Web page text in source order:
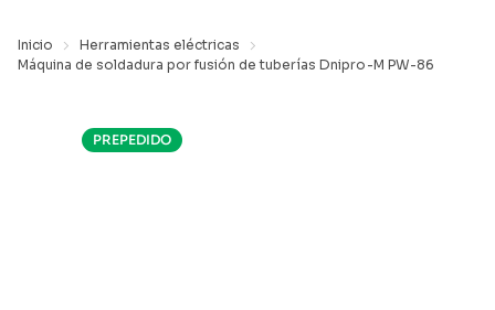
Inicio
Herramientas eléctricas
Máquina de soldadura por fusión de tuberías Dnipro-M PW-86
PREPEDIDO